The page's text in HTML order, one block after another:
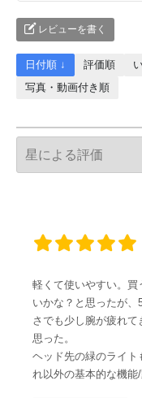
レビューを書く
日付順 ↓ 評価順
写真・動画付き順
軽くて使いやすい。
いかな？と思ったが
さでも少し腕が疲れて
思った。
ヘッド先の緑のライト
れ以外の基本的な機能